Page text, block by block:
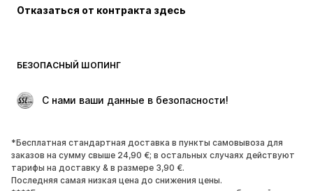
Пальто
Юбки
Поводы
ЭКСКЛЮЗИВ
ОБУВЬ
НОВИНКИ
Модные тенденции
Отказаться от контракта здесь
БЕЗОПАСНЫЙ ШОПИНГ
С нами ваши данные в безопасности!
*Бесплатная стандартная доставка в пункты самовывоза для
заказов на сумму свыше 24,90 €; в остальных случаях действуют
тарифы на доставку & в размере 3,90 €.
Последняя самая низкая цена до снижения цены.